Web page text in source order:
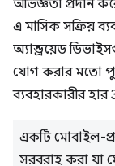
অভিজ্ঞতা প্রদান
এ মাসিক সক্রিয়
অ্যান্ড্রয়েড
যোগ করার মতো
ব্যবহারকারীর হার
একটি মোবাইল-
সরবরাহ করা যা